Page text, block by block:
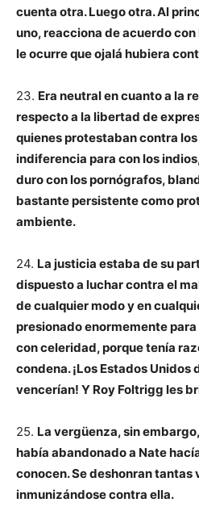
cuenta otra. Luego otra. Al
uno, reacciona de acuerdo con
le ocurre que ojalá hubiera
23. Era neutral en cuanto a la
respecto a la libertad de
quienes protestaban contra
indiferencia para con los
duro con los pornógrafos,
bastante persistente como
ambiente.
24. La justicia estaba de su
dispuesto a luchar contra el
de cualquier modo y en
presionado enormemente
con celeridad, porque tenía
condena. ¡Los Estados Unidos
vencerían! Y Roy Foltrigg les
25. La vergüenza, sin
había abandonado a Nate
conocen. Se deshonran tantas
inmunizándose contra ella.